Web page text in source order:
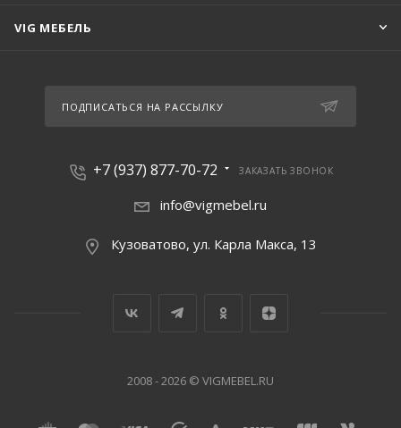
VIG МЕБЕЛЬ
ПОДПИСАТЬСЯ НА РАССЫЛКУ
+7 (937) 877-70-72 ЗАКАЗАТЬ ЗВОНОК
info@vigmebel.ru
Кузоватово, ул. Карла Макса, 13
2008 - 2026 © VIGMEBEL.RU